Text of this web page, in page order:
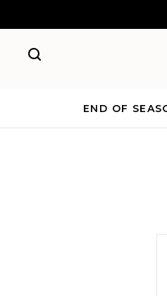
END OF